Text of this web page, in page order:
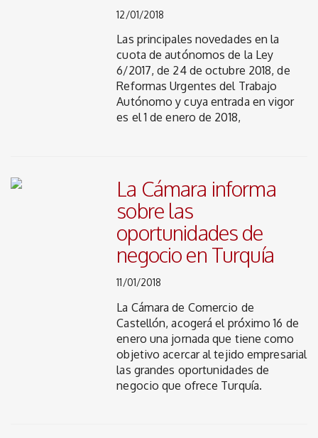
12/01/2018
Las principales novedades en la
cuota de autónomos de la Ley
6/2017, de 24 de octubre 2018, de
Reformas Urgentes del Trabajo
Autónomo y cuya entrada en vigor
es el 1 de enero de 2018,
La Cámara informa
sobre las
oportunidades de
negocio en Turquía
11/01/2018
La Cámara de Comercio de
Castellón, acogerá el próximo 16 de
enero una jornada que tiene como
objetivo acercar al tejido empresarial
las grandes oportunidades de
negocio que ofrece Turquía.